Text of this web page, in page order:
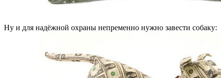
Ну и для надёжной охраны непременно нужно завести собаку: